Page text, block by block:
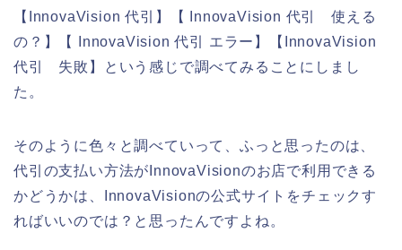
【InnovaVision 代引】【 InnovaVision 代引 使える
の？】【 InnovaVision 代引 エラー】【InnovaVision
代引 失敗】という感じで調べてみることにしまし
た。
そのように色々と調べていって、ふっと思ったのは、
代引の支払い方法がInnovaVisionのお店で利用できる
かどうかは、InnovaVisionの公式サイトをチェックす
ればいいのでは？と思ったんですよね。